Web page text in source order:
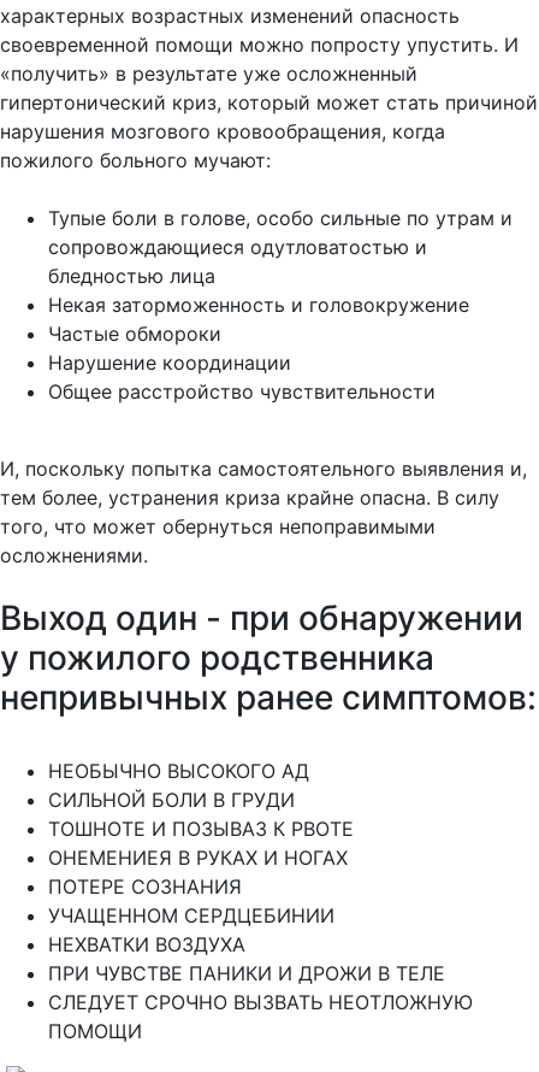
характерных возрастных изменений опасность
своевременной помощи можно попросту упустить. И
«получить» в результате уже осложненный
гипертонический криз, который может стать причиной
нарушения мозгового кровообращения, когда
пожилого больного мучают:
Тупые боли в голове, особо сильные по утрам и
сопровождающиеся одутловатостью и
бледностью лица
Некая заторможенность и головокружение
Частые обмороки
Нарушение координации
Общее расстройство чувствительности
И, поскольку попытка самостоятельного выявления и,
тем более, устранения криза крайне опасна. В силу
того, что может обернуться непоправимыми
осложнениями.
Выход один - при обнаружении
у пожилого родственника
непривычных ранее симптомов:
НЕОБЫЧНО ВЫСОКОГО АД
СИЛЬНОЙ БОЛИ В ГРУДИ
ТОШНОТЕ И ПОЗЫВАЗ К РВОТЕ
ОНЕМЕНИЕЯ В РУКАХ И НОГАХ
ПОТЕРЕ СОЗНАНИЯ
УЧАЩЕННОМ СЕРДЦЕБИНИИ
НЕХВАТКИ ВОЗДУХА
ПРИ ЧУВСТВЕ ПАНИКИ И ДРОЖИ В ТЕЛЕ
СЛЕДУЕТ СРОЧНО ВЫЗВАТЬ НЕОТЛОЖНУЮ
ПОМОЩИ